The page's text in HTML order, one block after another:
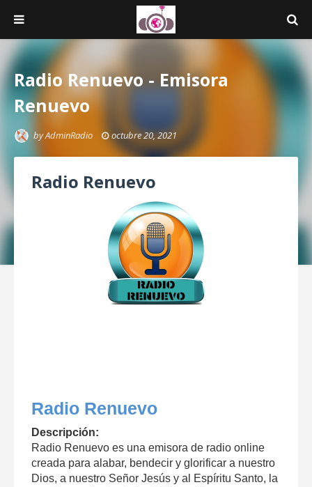
Radio Renuevo - Emisora
Renuevo
byAdminRadio octubre 20, 2021
Radio Renuevo
Radio Renuevo
Descripción:
Radio Renuevo es una emisora de radio online
creada para alabar, bendecir y glorificar a nuestro
Dios, a nuestro Señor Jesús y al Espíritu Santo, la